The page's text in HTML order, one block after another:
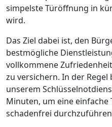
simpelste Türöffnung in
wird.
Das Ziel dabei ist, den
bestmögliche
vollkommene
zu versichern. In der
unserem
Minuten, um eine
schadenfrei